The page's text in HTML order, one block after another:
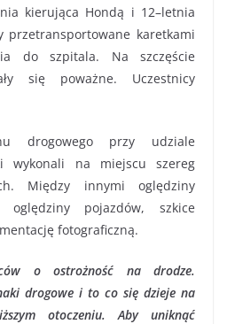
kierująca Hondą i 12–letnia
przetransportowane karetkami
do szpitala. Na szczęście
się poważne. Uczestnicy
drogowego przy udziale
wykonali na miejscu szereg
Między innymi oględziny
pojazdów, szkice
fotograficzną.
o ostrożność na drodze.
drogowe i to co się dzieje na
otoczeniu. Aby uniknąć